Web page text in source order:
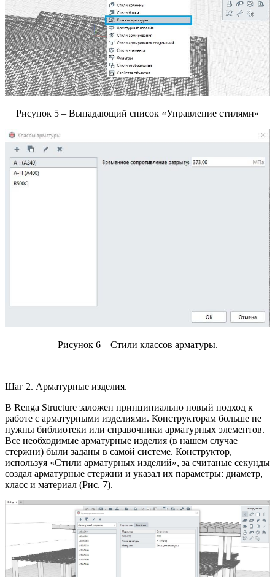
Рисунок 5 – Выпадающий список «Управление стилями»
Рисунок 6 – Стили классов арматуры.
Шаг 2. Арматурные изделия.
В Renga Structure заложен принципиально новый подход к
работе с арматурными изделиями. Конструкторам больше не
нужны библиотеки или справочники арматурных элементов.
Все необходимые арматурные изделия (в нашем случае
стержни) были заданы в самой системе. Конструктор,
используя «Стили арматурных изделий», за считаные секунды
создал арматурные стержни и указал их параметры: диаметр,
класс и материал (Рис. 7).